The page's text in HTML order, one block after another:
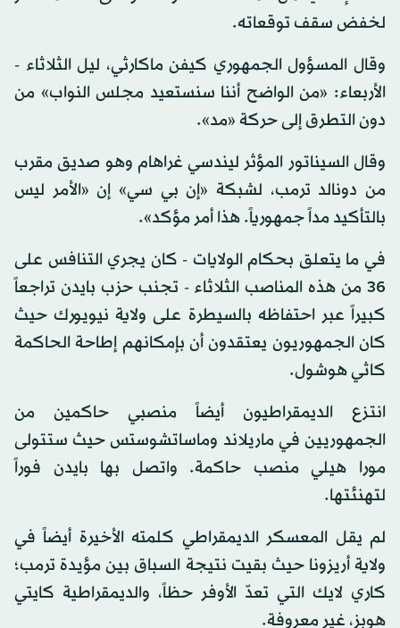
لخفض سقف توقعاته.
وقال المسؤول الجمهوري كيفن ماكارثي، ليل الثلاثاء -
الأربعاء: «من الواضح أننا سنستعيد مجلس النواب» من
دون التطرق إلى حركة «مد».
وقال السيناتور المؤثر ليندسي غراهام وهو صديق مقرب
من دونالد ترمب، لشبكة «إن بي سي» إن «الأمر ليس
بالتأكيد مداً جمهورياً. هذا أمر مؤكد».
في ما يتعلق بحكام الولايات - كان يجري التنافس على
36 من هذه المناصب الثلاثاء - تجنب حزب بايدن تراجعاً
كبيراً عبر احتفاظه بالسيطرة على ولاية نيويورك حيث
كان الجمهوريون يعتقدون أن بإمكانهم إطاحة الحاكمة
كاثي هوشول.
انتزع الديمقراطيون أيضاً منصبي حاكمين من
الجمهوريين في ماريلاند وماساتشوستس حيث ستتولى
مورا هيلي منصب حاكمة. واتصل بها بايدن فوراً
لتهنئتها.
لم يقل المعسكر الديمقراطي كلمته الأخيرة أيضاً في
ولاية أريزونا حيث بقيت نتيجة السباق بين مؤيدة ترمب؛
كاري لايك التي تعدّ الأوفر حظاً، والديمقراطية كايتي
هوبز، غير معروفة.